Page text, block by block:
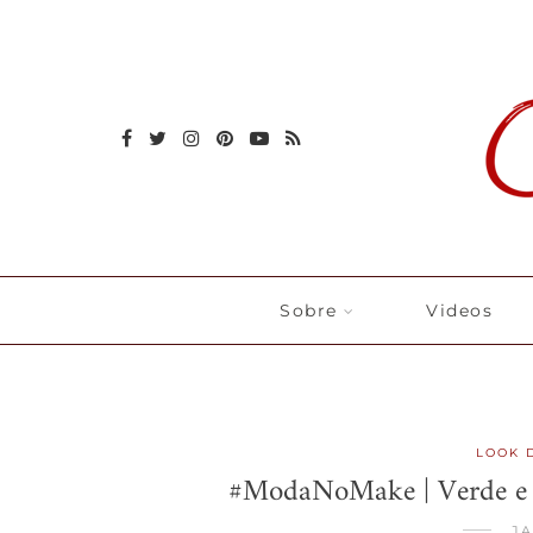
Sobre Videos
LOOK
#ModaNoMake | Verde